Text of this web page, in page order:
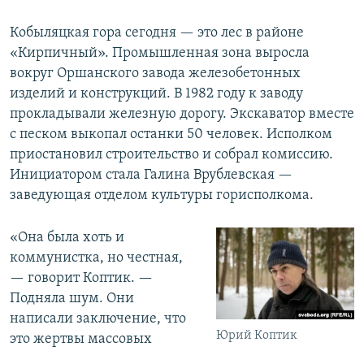
Кобыляцкая гора сегодня — это лес в районе
«Кирпичный». Промышленная зона выросла
вокруг Оршанского завода железобетонных
изделий и конструкций. В 1982 году к заводу
прокладывали железную дорогу. Экскаватор вместе
с песком выкопал останки 50 человек. Исполком
приостановил строительство и собрал комиссию.
Инициатором стала Галина Врублевская —
заведующая отделом культуры горисполкома.
Юрий Коптик
«Она была хоть и
коммунистка, но честная,
— говорит Коптик. —
Подняла шум. Они
написали заключение, что
это жертвы массовых